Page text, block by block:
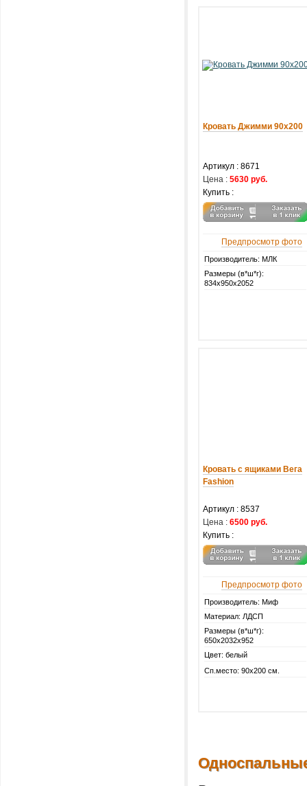
Кровать Джимми 90х200
Артикул : 8671
Цена : 5630 руб.
Купить :
Предпросмотр фото
Производитель: МЛК
Размеры (в*ш*г):
834х950х2052
Кровать с ящиками Вега
Fashion
Артикул : 8537
Цена : 6500 руб.
Купить :
Предпросмотр фото
Производитель: Миф
Материал: ЛДСП
Размеры (в*ш*г):
650х2032х952
Цвет: белый
Сп.место: 90х200 см.